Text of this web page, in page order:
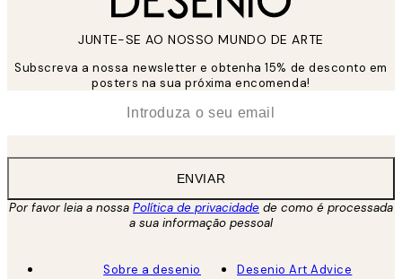
JUNTE-SE AO NOSSO MUNDO DE ARTE
Subscreva a nossa newsletter e obtenha 15% de desconto em
posters na sua próxima encomenda!
ENVIAR
Por favor leia a nossa Política de privacidade de como é processada
a sua informação pessoal
Sobre a desenio
Desenio Art Advice